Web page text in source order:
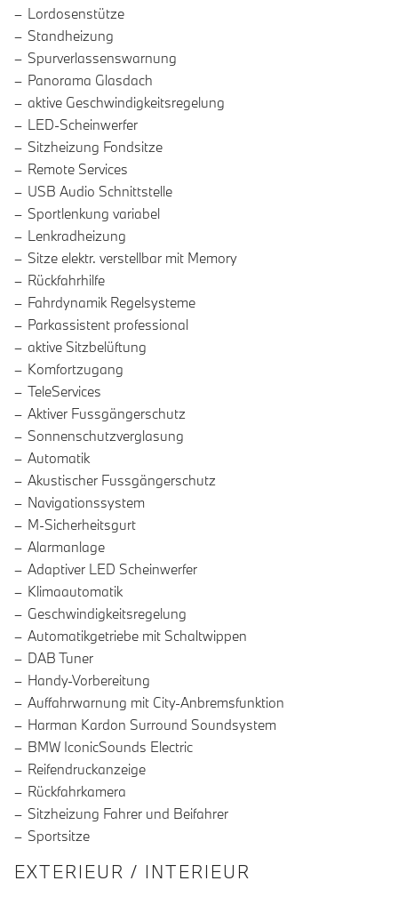
Lordosenstütze
Standheizung
Spurverlassenswarnung
Panorama Glasdach
aktive Geschwindigkeitsregelung
LED-Scheinwerfer
Sitzheizung Fondsitze
Remote Services
USB Audio Schnittstelle
Sportlenkung variabel
Lenkradheizung
Sitze elektr. verstellbar mit Memory
Rückfahrhilfe
Fahrdynamik Regelsysteme
Parkassistent professional
aktive Sitzbelüftung
Komfortzugang
TeleServices
Aktiver Fussgängerschutz
Sonnenschutzverglasung
Automatik
Akustischer Fussgängerschutz
Navigationssystem
M-Sicherheitsgurt
Alarmanlage
Adaptiver LED Scheinwerfer
Klimaautomatik
Geschwindigkeitsregelung
Automatikgetriebe mit Schaltwippen
DAB Tuner
Handy-Vorbereitung
Auffahrwarnung mit City-Anbremsfunktion
Harman Kardon Surround Soundsystem
BMW IconicSounds Electric
Reifendruckanzeige
Rückfahrkamera
Sitzheizung Fahrer und Beifahrer
Sportsitze
EXTERIEUR / INTERIEUR